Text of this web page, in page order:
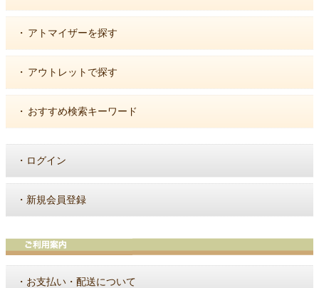
・ アトマイザーを探す
・ アウトレットで探す
・ おすすめ検索キーワード
・ ログイン
・ 新規会員登録
・ お支払い・配送について